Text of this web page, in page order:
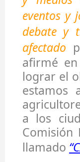
eventos y
debate y
afectado
afirmé
lograr el
estamos
a los
Comisión
llamado